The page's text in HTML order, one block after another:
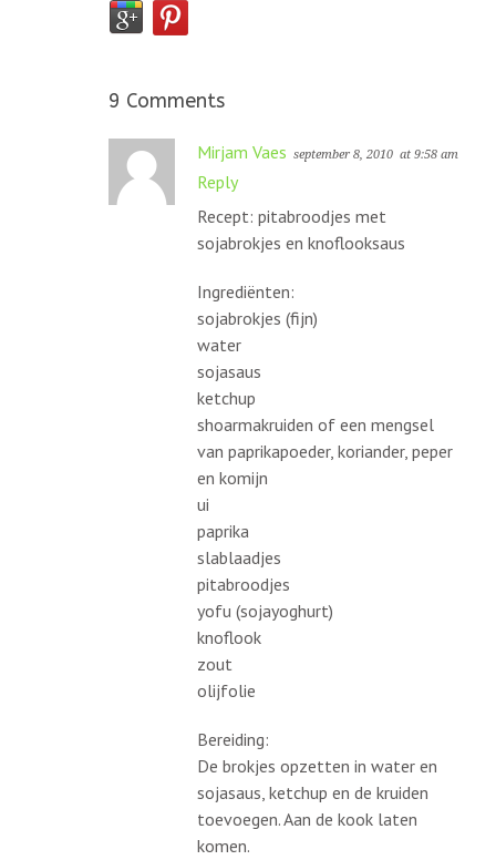
9 Comments
Mirjam Vaes september 8, 2010 at 9:58 am
Reply
Recept: pitabroodjes met
sojabrokjes en knoflooksaus
Ingrediënten:
sojabrokjes (fijn)
water
sojasaus
ketchup
shoarmakruiden of een mengsel
van paprikapoeder, koriander, peper
en komijn
ui
paprika
slablaadjes
pitabroodjes
yofu (sojayoghurt)
knoflook
zout
olijfolie
Bereiding:
De brokjes opzetten in water en
sojasaus, ketchup en de kruiden
toevoegen. Aan de kook laten
komen.